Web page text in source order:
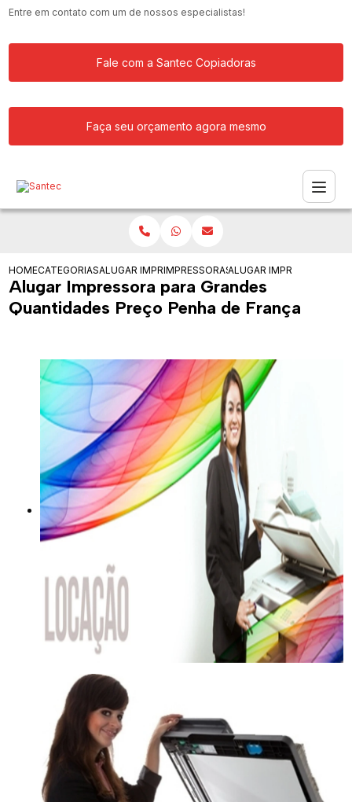
Entre em contato com um de nossos especialistas!
Fale com a Santec Copiadoras
Faça seu orçamento agora mesmo
HOMECATEGORIASALUGAR IMPRESSORAIMPRESSORAS PARA ALUGUEL
ALUGAR IMPRESSORA
Alugar Impressora para Grandes
Quantidades Preço Penha de França